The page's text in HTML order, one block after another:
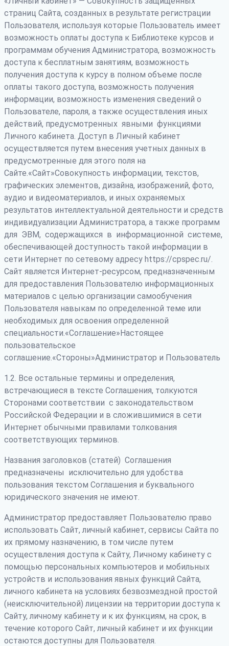
страниц Сайта, созданных в результате регистрации
Пользователя, используя которые Пользователь имеет
возможность оплаты доступа к Библиотеке курсов и
программам обучения Администратора, возможность
доступа к бесплатным занятиям, возможность
получения доступа к курсу в полном объеме после
оплаты такого доступа, возможность получения
информации, возможность изменения сведений о
Пользователе, пароля, а также осуществления иных
действий, предусмотренных явными функциями
Личного кабинета. Доступ в Личный кабинет
осуществляется путем внесения учетных данных в
предусмотренные для этого поля на
Сайте.«Сайт»Совокупность информации, текстов,
графических элементов, дизайна, изображений, фото,
аудио и видеоматериалов, и иных охраняемых
результатов интеллектуальной деятельности и средств
индивидуализации Администратора, а также программ
для ЭВМ, содержащихся в информационной системе,
обеспечивающей доступность такой информации в
сети Интернет по сетевому адресу https://cpspec.ru/.
Сайт является Интернет-ресурсом, предназначенным
для предоставления Пользователю информационных
материалов с целью организации самообучения
Пользователя навыкам по определенной теме или
необходимых для освоения определенной
специальности.«Соглашение»Настоящее
пользовательское
соглашение.«Стороны»Администратор и Пользователь
1.2. Все остальные термины и определения,
встречающиеся в тексте Соглашения, толкуются
Сторонами соответствии с законодательством
Российской Федерации и в сложившимися в сети
Интернет обычными правилами толкования
соответствующих терминов.
Названия заголовков (статей) Соглашения
предназначены исключительно для удобства
пользования текстом Соглашения и буквального
юридического значения не имеют.
Администратор предоставляет Пользователю право
использовать Сайт, личный кабинет, сервисы Сайта по
их прямому назначению, в том числе путем
осуществления доступа к Сайту, Личному кабинету с
помощью персональных компьютеров и мобильных
устройств и использования явных функций Сайта,
личного кабинета на условиях безвозмездной простой
(неисключительной) лицензии на территории доступа к
Сайту, личному кабинету и к их функциям, на срок, в
течение которого Сайт, личный кабинет и их функции
остаются доступны для Пользователя.